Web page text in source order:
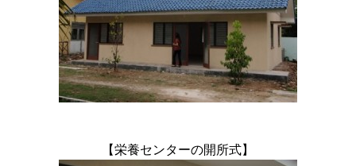
【栄養センターの開所式】